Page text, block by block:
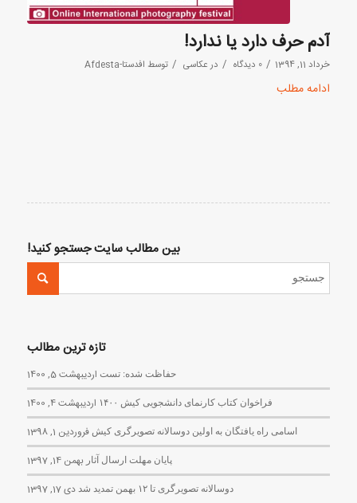
آدم حرف دارد یا ندارد!
خرداد 11, 1394 / 0 دیدگاه / درعکاسی / توسط افدستا-Afdesta
ادامه مطلب
بین مطالب سایت جستجو کنید!
تازه ترین مطالب
حفاظت شده: تست اردیبهشت 5, 1400
فراخوان کتاب کارنمای دانشجویی کیش ۱۴۰۰ اردیبهشت 4, 1400
اسامی راه یافتگان به اولین دوسالانه تصویرگری کیش فروردین 1, 1398
پایان مهلت ارسال آثار بهمن 14, 1397
دوسالانه تصویرگری تا ۱۲ بهمن تمدید شد دی 17, 1397